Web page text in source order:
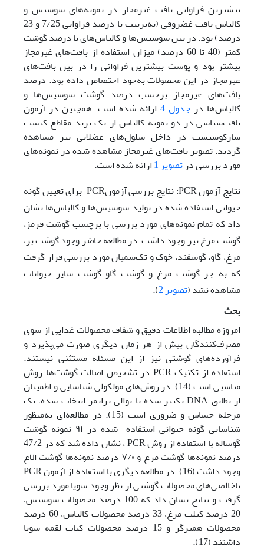
بیشترین فراوانی بافت غیرمجاز در نمونه‌های سوسیس و
کالباس بافت غضروفی (به‌ترتیب با درصد فراوانی 7/25 و 23
درصد) بود. در بین سوسیس‌ها و کالباس‌های با درصد گوشت
کمتر (40 تا 60 درصد) میزان استفاده از بافت‌های غیرمجاز
بیشتر بود و پوست بیشترین فراوانی را در بین بافت‌های
غیرمجاز در این محصولات به‌خود اختصاص داده بود. درصد
بافت‌های غیرمجاز برحسب درصد گوشت سوسیس‌ها و
کالباس‌ها در جدول 4
ارائه شده است. همچنین در آزمون
بافت‌شناسی در دو نمونه کالباس از یک برند مقاطع کیست
سارکوسیست در داخل سلول‌های عضلانی نیز مشاهده
گردید. ‏تصویر بافت‌های غیرمجاز مشاهده شده در نمونه‌های
مورد بررسی درتصویر 1 ارائه شده است.
نتایج آزمون PCR: نتایج بررسی آزمونPCR برای تعیین گونه
حیوانی استفاده شده در تولید سوسیس‌ها و کالباس‌ها نشان
داد که تمام نمونه‌های مورد بررسی با برچسب گوشت قرمز،
گوشت مرغ نیز وجود داشت. در مطالعه حاضر وجود گوشت بز،
مرغ، گاو، گوسفند، خوک و تک‌سمیان مورد بررسی قرار گرفت
که به جز گوشت مرغ و گوشت گاو گوشت سایر حیوانات
مشاهده نشد (تصویر 2 ).
بحث
امروزه مطالبه اطلاعات دقیق و شفاف محصولات غذایی از سوی
مصرف‌کنندگان بیش از هر زمان دیگری صورت می‌پذیرد و
فرآورده‌های گوشتی نیز از این مسئله مستثنی نیستند.
استفاده از تکنیک PCR در تشخیص اصالت گوشت‌ها روش
مناسبی است (14). در روش‌های مولکولی شناسایی و اطمینان
از تطابق DNA تکثیر شده با توالی پرایمر انتخاب شده، یک
مرحله حساس و ضروری است (15). در مطالعه‌ای به‌منظور
شناسایی گونه حیوانی استفاده شده در ۹۱ نمونه گوشت
گوساله با استفاده از روش PCR
، نشان داده شد که در 47/2
درصد نمونه‌ها گوشت مرغ و ۷/۰ درصد نمونه‌ها گوشت الاغ
وجود داشت (16). در مطالعه دیگری با استفاده از آزمون ‏PCR
ناخالصی‌های محصولات گوشتی از نظر وجود سویا مورد بررسی
گرفت و نتایج نشان داد که 100 درصد محصولات سوسیس،
20 درصد کتلت مرغ، 33 درصد محصولات کالباس، 60 درصد
محصولات ‏همبرگر و 15 درصد محصولات کباب لقمه سویا
داشتند (17).